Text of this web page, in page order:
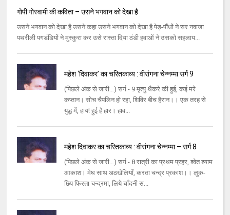
गोपी गोस्वामी की कविता – उसने भगवान को देखा है
उसने भगवान को देखा है उसने कहा उसने भगवान को देखा है पेड़-पौंधों ने सर नवाजा
पथरीली पगडंडियों ने मुस्कुरा कर उसे रास्ता दिया ठंडी हवाओं ने उसको सहलाय...
महेश ‘दिवाकर’ का चरितकाव्य : वीरांगना चेन्नम्मा सर्ग 9
(पिछले अंक से जारी…) सर्ग - 9 मृत्यु थैकरे की हुई, कई मरे
कप्तान। सोच चैपलिन हो रहा, शिविर बीच हैरान।। एक तरह से
युद्ध में, हाय! हुई है हार। हाव...
महेश दिवाकर का चरितकाव्य : वीरांगना चेन्नम्मा – सर्ग 8
(पिछले अंक से जारी…) सर्ग - 8 रात्री का प्रथम प्रहर, श्वेत श्याम
आकाश। मेघ साथ अठखेलियाँ, करता चन्द्र प्रकाश।। लुक-
छिप फिरता चन्द्रमा, लिये चाँदनी स...